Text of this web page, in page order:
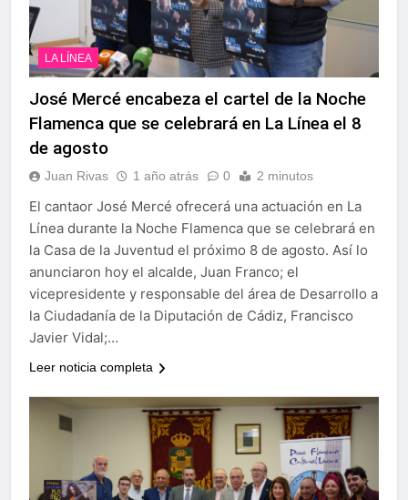
LA LÍNEA
José Mercé encabeza el cartel de la Noche
Flamenca que se celebrará en La Línea el 8
de agosto
Juan Rivas 1 año atrás 0 2 minutos
El cantaor José Mercé ofrecerá una actuación en La
Línea durante la Noche Flamenca que se celebrará en
la Casa de la Juventud el próximo 8 de agosto. Así lo
anunciaron hoy el alcalde, Juan Franco; el
vicepresidente y responsable del área de Desarrollo a
la Ciudadanía de la Diputación de Cádiz, Francisco
Javier Vidal;…
Leer noticia completa